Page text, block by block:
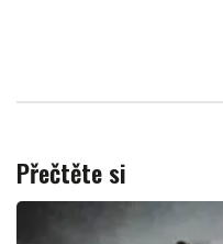
Přečtěte si